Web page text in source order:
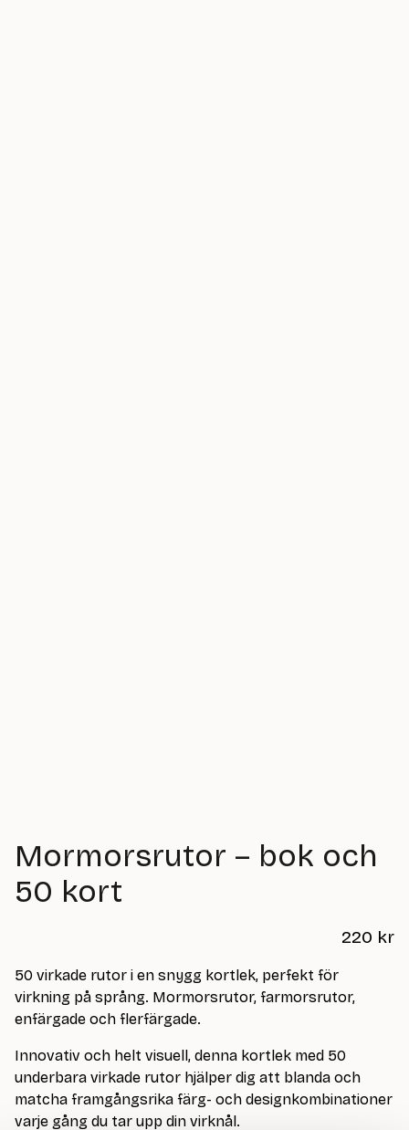
Mormorsrutor – bok och
50 kort
220 kr
50 virkade rutor i en snygg kortlek, perfekt för
virkning på språng. Mormorsrutor, farmorsrutor,
enfärgade och flerfärgade.
Innovativ och helt visuell, denna kortlek med 50
underbara virkade rutor hjälper dig att blanda och
matcha framgångsrika färg- och designkombinationer
varje gång du tar upp din virknål.